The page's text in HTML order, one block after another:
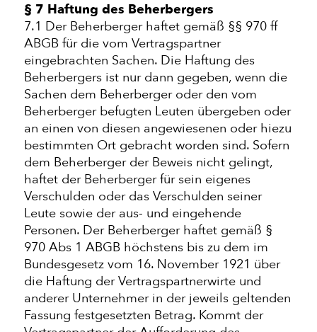
§ 7 Haftung des Beherbergers
7.1 Der Beherberger haftet gemäß §§ 970 ff
ABGB für die vom Vertragspartner
eingebrachten Sachen. Die Haftung des
Beherbergers ist nur dann gegeben, wenn die
Sachen dem Beherberger oder den vom
Beherberger befugten Leuten übergeben oder
an einen von diesen angewiesenen oder hiezu
bestimmten Ort gebracht worden sind. Sofern
dem Beherberger der Beweis nicht gelingt,
haftet der Beherberger für sein eigenes
Verschulden oder das Verschulden seiner
Leute sowie der aus- und eingehende
Personen. Der Beherberger haftet gemäß §
970 Abs 1 ABGB höchstens bis zu dem im
Bundesgesetz vom 16. November 1921 über
die Haftung der Vertragspartnerwirte und
anderer Unternehmer in der jeweils geltenden
Fassung festgesetzten Betrag. Kommt der